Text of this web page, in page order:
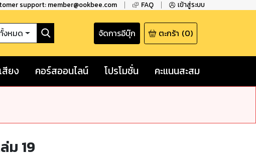
support: member@ookbee.com FAQ เข้าสู่ระบบ
งหมด จัดการอีบุ๊ก ตะกร้า (0)
สียง คอร์สออนไลน์ โปรโมชั่น คะแนนสะสม
ม 19